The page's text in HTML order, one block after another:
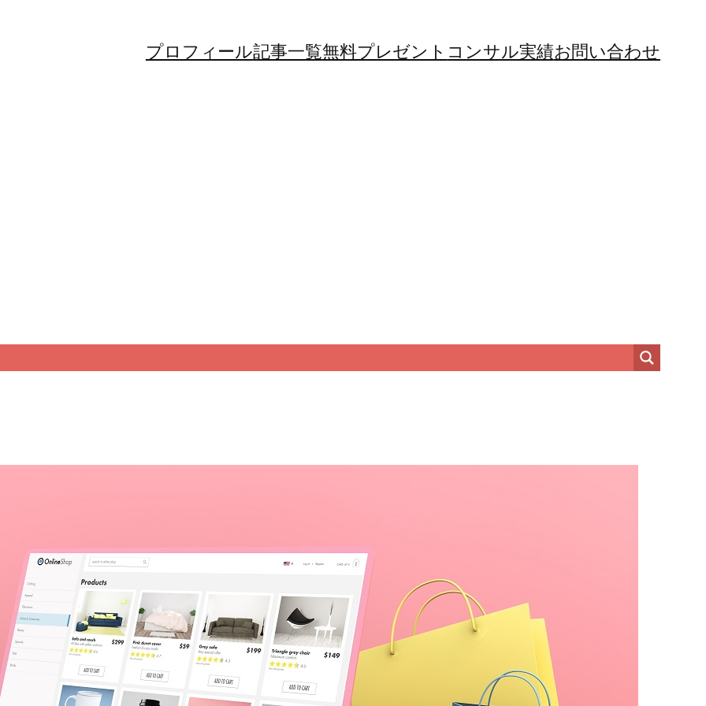
プロフィール記事一覧無料プレゼント コンサル実績お問い合わせ